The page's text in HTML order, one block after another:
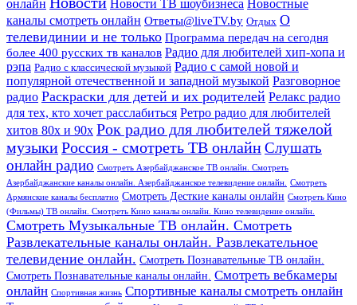
онлайн Новости ТВ шоубизнеса Новостные
каналы смотреть онлайн Ответы@liveTV.by Отдых О
телевидинии и не только Программа передач на сегодня
более 400 русских тв каналов Радио для любителей хип-хопа и
рэпа Радио с классической музыкой Радио с самой новой и
популярной отечественной и западной музыкой Разговорное
радио Раскраски для детей и их родителей Релакс радио
для тех, кто хочет расслабиться Ретро радио для любителей
хитов 80х и 90х Рок радио для любителей тяжелой
музыкиРоссия - смотреть ТВ онлайнСлушать
онлайн радио Смотреть Азербайджанское ТВ онлайн. Смотреть
Азербайджанские каналы онлайн. Азербайджанское телевидение онлайн.
Смотреть
Армянские каналы бесплатно Смотреть Десткие каналы онлайн Смотреть Кино
(Фильмы) ТВ онлайн. Смотреть Кино каналы онлайн. Кино телевидение онлайн.
Смотреть Музыкальные ТВ онлайн. Смотреть
Развлекательные каналы онлайн. Развлекательное
телевидение онлайн. Смотреть Познавательные ТВ онлайн.
Смотреть Познавательные каналы онлайн. Смотреть вебкамеры
онлайн Спортивная жизнь Спортивные каналы смотреть онлайн